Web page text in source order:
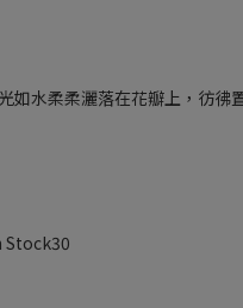
如水柔柔灑落在花瓣上，彷彿
Stock30